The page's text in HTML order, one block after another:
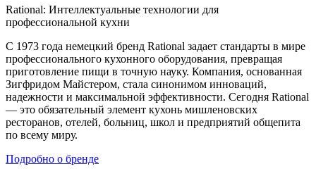
Rational: Интеллектуальные технологии для
профессиональной кухни
С 1973 года немецкий бренд Rational задает стандарты в мире
профессионального кухонного оборудования, превращая
приготовление пищи в точную науку. Компания, основанная
Зигфридом Майстером, стала синонимом инноваций,
надежности и максимальной эффективности. Сегодня Rational
— это обязательный элемент кухонь мишленовских
ресторанов, отелей, больниц, школ и предприятий общепита
по всему миру.
Подробно о бренде